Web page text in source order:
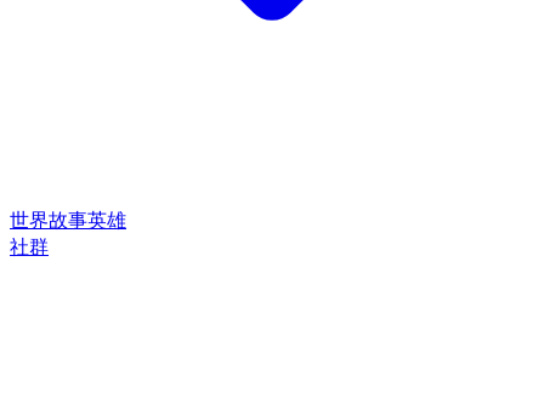
世界故事英雄
社群